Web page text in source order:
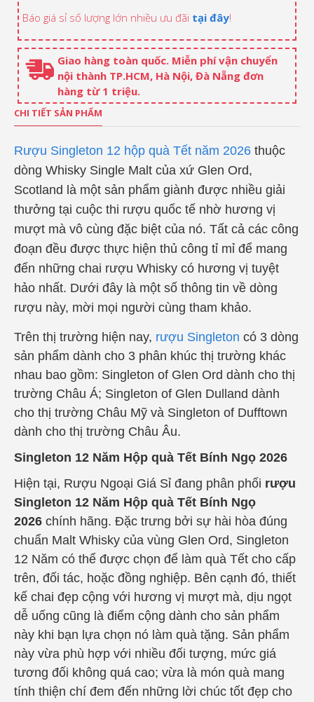
Báo giá sỉ số lượng lớn nhiều ưu đãi tại đây!
Giao hàng toàn quốc. Miễn phí vận chuyển
nội thành TP.HCM, Hà Nội, Đà Nẵng đơn
hàng từ 1 triệu.
CHI TIẾT SẢN PHẨM
Rượu Singleton 12 hộp quà Tết năm 2026 thuộc
dòng Whisky Single Malt của xứ Glen Ord,
Scotland là một sản phẩm giành được nhiều giải
thưởng tại cuộc thi rượu quốc tế nhờ hương vị
mượt mà vô cùng đặc biệt của nó. Tất cả các công
đoạn đều được thực hiện thủ công tỉ mỉ để mang
đến những chai rượu Whisky có hương vị tuyệt
hảo nhất. Dưới đây là một số thông tin về dòng
rượu này, mời mọi người cùng tham khảo.
Trên thị trường hiện nay, rượu Singleton có 3 dòng
sản phẩm dành cho 3 phân khúc thị trường khác
nhau bao gồm: Singleton of Glen Ord dành cho thị
trường Châu Á; Singleton of Glen Dulland dành
cho thị trường Châu Mỹ và Singleton of Dufftown
dành cho thị trường Châu Âu.
Singleton 12 Năm Hộp quà Tết Bính Ngọ 2026
Hiện tại, Rượu Ngoại Giá Sỉ đang phân phối rượu
Singleton 12 Năm Hộp quà Tết Bính Ngọ
2026 chính hãng. Đặc trưng bởi sự hài hòa đúng
chuẩn Malt Whisky của vùng Glen Ord, Singleton
12 Năm có thể được chọn để làm quà Tết cho cấp
trên, đối tác, hoặc đồng nghiệp. Bên cạnh đó, thiết
kế chai đẹp cộng với hương vị mượt mà, dịu ngọt
dễ uống cũng là điểm cộng dành cho sản phẩm
này khi bạn lựa chọn nó làm quà tặng. Sản phẩm
này vừa phù hợp với nhiều đối tượng, mức giá
tương đối không quá cao; vừa là món quà mang
tính thiện chí đem đến những lời chúc tốt đẹp cho